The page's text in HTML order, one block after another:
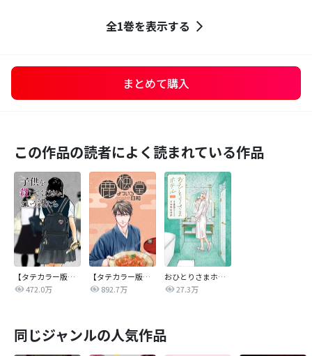
全1巻を表示する
まとめて購入
この作品の読者によく読まれている作品
【タテカラー版】｢子供を殺してください｣という親たち
472.0万
【タテカラー版】鹿楓堂よついろ日和
892.7万
おひとりさまホテル
27.3万
同じジャンルの人気作品